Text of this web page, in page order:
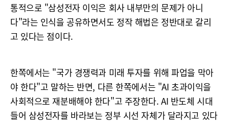
통적으로 "삼성전자 이익은 회사 내부만의 문제가 아니
다"라는 인식을 공유하면서도 정작 해법은 정반대로 갈리
고 있다는 점이다.
한쪽에서는 "국가 경쟁력과 미래 투자를 위해 파업을 막아
야 한다"고 말하는 반면, 다른 한쪽에서는 "AI 초과이익을
사회적으로 재분배해야 한다"고 주장한다. AI 반도체 시대
들어 삼성전자를 바라보는 정부 시선 자체가 달라지고 있다